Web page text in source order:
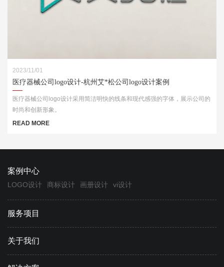
2023/11/01
医疗器械公司logo设计-杭州艾*松公司logo设计案例
医疗器械公司logo设计采用简洁明快的线条和现代感强的字体，展示公司的
时尚和创新形象。
READ MORE
案例中心
LOGO设计 商标设计 画册设计 vi设计
服务项目
关于我们